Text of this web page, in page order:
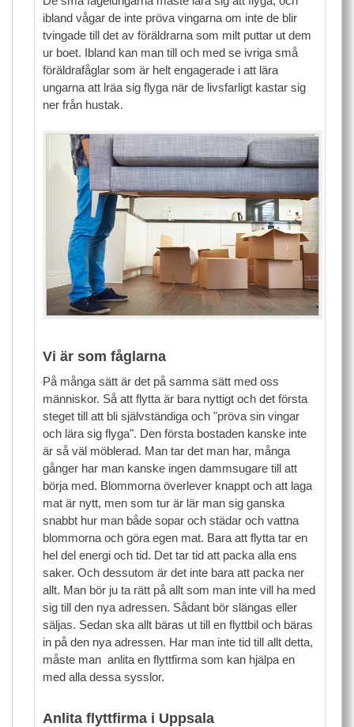
ibland vågar de inte pröva vingarna om inte de blir
tvingade till det av föräldrarna som milt puttar ut dem
ur boet. Ibland kan man till och med se ivriga små
föräldrafåglar som är helt engagerade i att lära
ungarna att lräa sig flyga när de livsfarligt kastar sig
ner från hustak.
Vi är som fåglarna
På många sätt är det på samma sätt med oss
människor. Så att flytta är bara nyttigt och det första
steget till att bli självständiga och "pröva sin vingar
och lära sig flyga". Den första bostaden kanske inte
är så väl möblerad. Man tar det man har, många
gånger har man kanske ingen dammsugare till att
börja med. Blommorna överlever knappt och att laga
mat är nytt, men som tur är lär man sig ganska
snabbt hur man både sopar och städar och vattna
blommorna och göra egen mat. Bara att flytta tar en
hel del energi och tid. Det tar tid att packa alla ens
saker. Och dessutom är det inte bara att packa ner
allt. Man bör ju ta rätt på allt som man inte vill ha med
sig till den nya adressen. Sådant bör slängas eller
säljas. Sedan ska allt bäras ut till en flyttbil och bäras
in på den nya adressen. Har man inte tid till allt detta,
måste man anlita en flyttfirma som kan hjälpa en
med alla dessa sysslor.
Anlita flyttfirma i Uppsala